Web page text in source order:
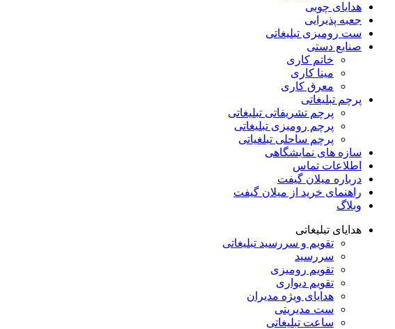
هدایای چوبی
جعبه پذیرایی
ست رومیزی تبلیغاتی
صنایع دستی
خاتم کاری
مینا کاری
معرق کاری
پرچم تبلیغاتی
پرچم تشریفاتی تبلیغاتی
پرچم رومیزی تبلیغاتی
پرچم ساحلی تبلغیاتی
سازه های نمایشگاهی
اطلاعات تماس
درباره میلان گیفت
راهنمای خرید از میلان گیفت
وبلاگ
هدایای تبلیغاتی
تقویم و سررسید تبلیغاتی
سررسید
تقویم رومیزی
تقویم دیواری
هدایای ویژه مدیران
ست مدیریتی
ساعت تبلیغاتی